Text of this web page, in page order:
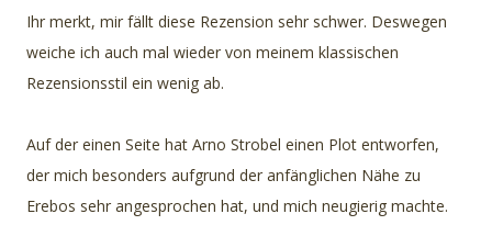
Ihr merkt, mir fällt diese Rezension sehr schwer. Deswegen
weiche ich auch mal wieder von meinem klassischen
Rezensionsstil ein wenig ab.
Auf der einen Seite hat Arno Strobel einen Plot entworfen,
der mich besonders aufgrund der anfänglichen Nähe zu
Erebos sehr angesprochen hat, und mich neugierig machte.